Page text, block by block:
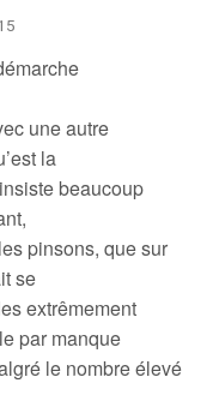
une autre
la
beaucoup
pinsons, que sur
se
extrêmement
par manque
le nombre élevé